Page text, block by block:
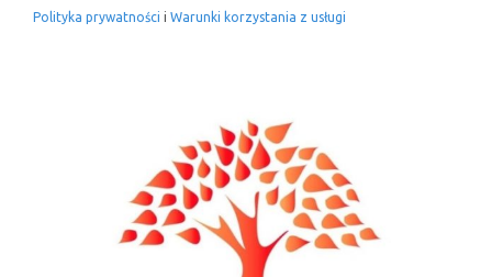
Polityka prywatności i Warunki korzystania z usługi